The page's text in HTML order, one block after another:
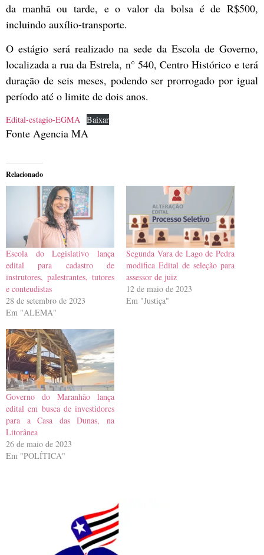
da manhã ou tarde, e o valor da bolsa é de R$500,
incluindo auxílio-transporte.
O estágio será realizado na sede da Escola de Governo,
localizada a rua da Estrela, n° 540, Centro Histórico e terá
duração de seis meses, podendo ser prorrogado por igual
período até o limite de dois anos.
Edital-estagio-EGMA Baixar
Fonte Agencia MA
Relacionado
Escola do Legislativo lança
edital para cadastro de
instrutores, palestrantes, tutores
e conteudistas
28 de setembro de 2023
Em "ALEMA"
Segunda Vara de Lago de Pedra
modifica Edital de seleção para
assessor de juiz
12 de maio de 2023
Em "Justiça"
Governo do Maranhão lança
edital em busca de investidores
para a Casa das Dunas, na
Litorânea
26 de maio de 2023
Em "POLÍTICA"